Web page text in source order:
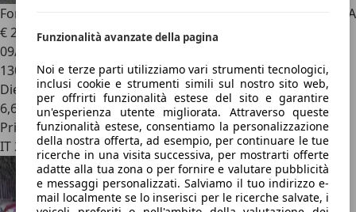
Funzionalità avanzate della pagina
Noi e terze parti utilizziamo vari strumenti tecnologici,
inclusi cookie e strumenti simili sul nostro sito web,
per offrirti funzionalità estese del sito e garantire
un'esperienza utente migliorata. Attraverso queste
funzionalità estese, consentiamo la personalizzazione
della nostra offerta, ad esempio, per continuare le tue
ricerche in una visita successiva, per mostrarti offerte
adatte alla tua zona o per fornire e valutare pubblicità
e messaggi personalizzati. Salviamo il tuo indirizzo e-
mail localmente se lo inserisci per le ricerche salvate, i
Ford Galaxy
Galaxy 1.9 td (Ghia) VAN CAMPER no WESTFALIA
€ 2.499
09/1997
130.000 km
Diesel
6,6 l/100 km (comb.)
Privato
IT 24047